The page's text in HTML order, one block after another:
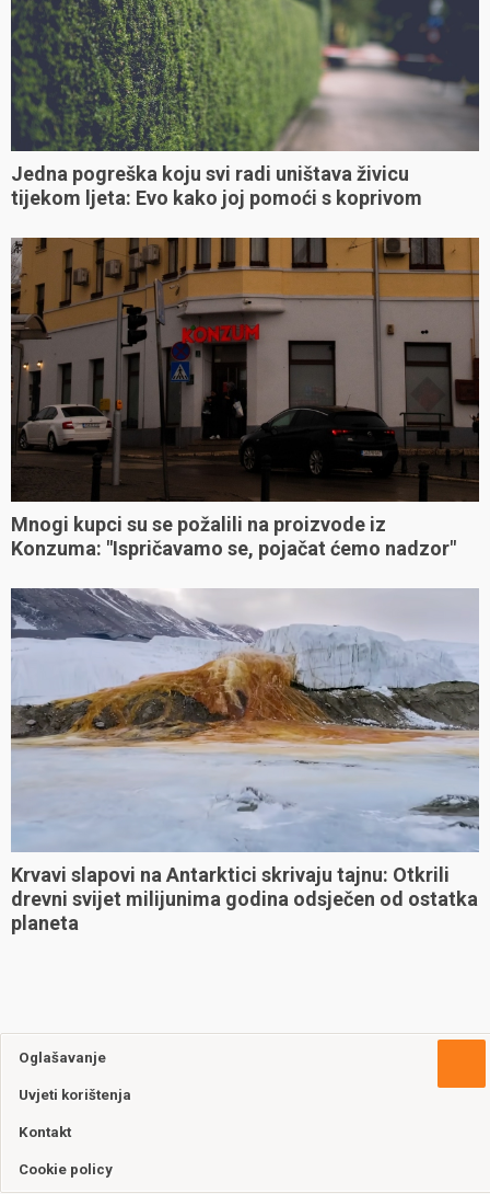
Jedna pogreška koju svi radi uništava živicu
tijekom ljeta: Evo kako joj pomoći s koprivom
Mnogi kupci su se požalili na proizvode iz
Konzuma: "Ispričavamo se, pojačat ćemo nadzor"
Krvavi slapovi na Antarktici skrivaju tajnu: Otkrili
drevni svijet milijunima godina odsječen od ostatka
planeta
Oglašavanje
Uvjeti korištenja
Kontakt
Cookie policy